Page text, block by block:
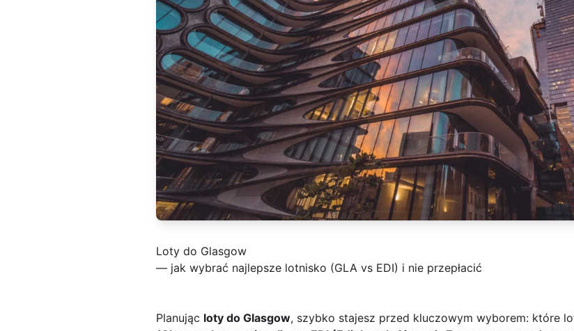
Loty do Glasgow
— jak wybrać najlepsze lotnisko (GLA vs EDI) i nie przepłacić
Planując loty do Glasgow, szybko stajesz przed kluczowym wyborem: które